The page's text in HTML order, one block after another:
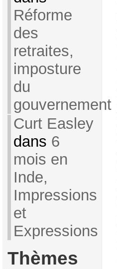
Réforme
des
retraites,
imposture
du
gouvernement
Curt Easley
dans 6
mois en
Inde,
Impressions
et
Expressions
Thèmes